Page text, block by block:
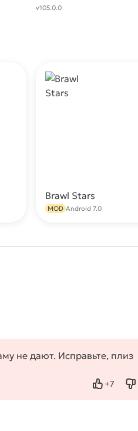
v105.0.0
Brawl Stars
MOD Android 7.0
не дают. Исправьте, плиз
+7
Нравится